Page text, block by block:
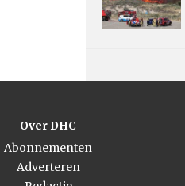
Over DHC
Abonnementen
Adverteren